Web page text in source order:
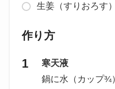
生姜（すりおろす
作り方
寒天液
鍋に水（カップ¾